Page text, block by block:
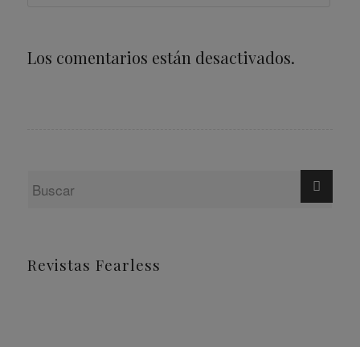
Los comentarios están desactivados.
Revistas Fearless